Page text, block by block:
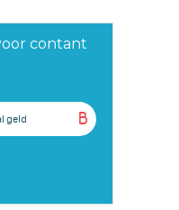
contant
B
geld